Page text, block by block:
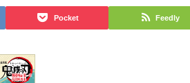
Pocket Feedly